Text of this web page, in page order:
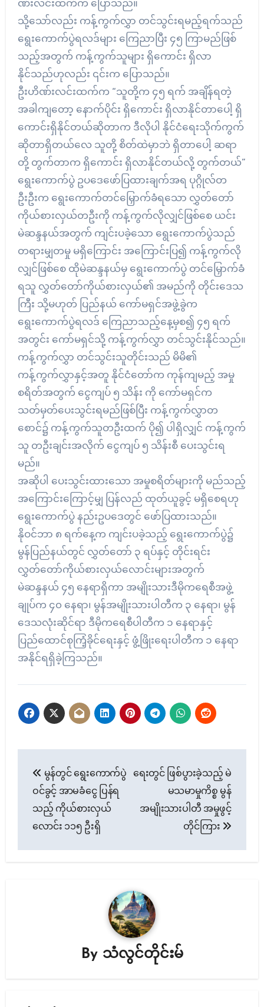
ဏ်းလင်းထက်က ပြောသည်။
သို့သော်လည်း ကန့်ကွက်လွှာ တင်သွင်းရမည့်ရက်သည်
ရွေးကောက်ပွဲရလဒ်များ ကြေညာပြီး ၄၅ ကြာမည်ဖြစ်
သည့်အတွက် ကန့်ကွက်သူများ ရှိကောင်း ရှိလာ
နိုင်သည်ဟုလည်း ၎င်းက ပြောသည်။
ဦးဟိဏ်းလင်းထက်က “သူတို့က ၄၅ ရက် အချိန်ရတဲ့
အခါကျတော့ နောက်ပိုင်း ရှိကောင်း ရှိလာနိုင်တာပေါ့ ရှိ
ကောင်းရှိနိုင်တယ်ဆိုတာက ဒီလိုပါ နိုင်ငံရေးသိုက်ကွက်
ဆိုတာရှိတယ်လေ သူတို့ စိတ်ထဲမှာဘဲ ရှိတာပေါ့ ဆရာ
တို့ တွက်တာက ရှိကောင်း ရှိလာနိုင်တယ်လို့ တွက်တယ်”
ရွေးကောက်ပွဲ ဥပဒေဖော်ပြထားချက်အရ ပုဂ္ဂိုလ်တ
ဦးဦးက ရွေးကောက်တင်မြှောက်ခံရသော လွှတ်တော်
ကိုယ်စားလှယ်တဦးကို ကန့်ကွက်လိုလျှင်ဖြစ်စေ ယင်း
မဲဆန္ဒနယ်အတွက် ကျင်းပခဲ့သော ရွေးကောက်ပွဲသည်
တရားမျှတမှု မရှိကြောင်း အကြောင်းပြ၍ ကန့်ကွက်လို
လျှင်ဖြစ်စေ ထိုမဲဆန္ဒနယ်မှ ရွေးကောက်ပွဲ တင်မြှောက်ခံ
ရသူ လွှတ်တော်ကိုယ်စားလှယ်၏ အမည်ကို တိုင်းဒေသ
ကြီး သို့မဟုတ် ပြည်နယ် ကော်မရှင်အဖွဲ့ခွဲက
ရွေးကောက်ပွဲရလဒ် ကြေညာသည့်နေ့မှစ၍ ၄၅ ရက်
အတွင်း ကော်မရှင်သို့ ကန့်ကွက်လွှာ တင်သွင်းနိုင်သည်။
ကန့်ကွက်လွှာ တင်သွင်းသူတိုင်းသည် မိမိ၏
ကန့်ကွက်လွှာနှင့်အတူ နိုင်ငံတော်က ကုန်ကျမည့် အမှု
စရိတ်အတွက် ငွေကျပ် ၅ သိန်း ကို ကော်မရှင်က
သတ်မှတ်ပေးသွင်းရမည်ဖြစ်ပြီး ကန့်ကွက်လွှာတ
စောင်၌ ကန့်ကွက်သူတဦးထက် ပို၍ ပါရှိလျှင် ကန့်ကွက်
သူ တဦးချင်းအလိုက် ငွေကျပ် ၅ သိန်းစီ ပေးသွင်းရ
မည်။
အဆိုပါ ပေးသွင်းထားသော အမှုစရိတ်များကို မည်သည့်
အကြောင်းကြောင့်မျှ ပြန်လည် ထုတ်ယူခွင့် မရှိစေရဟု
ရွေးကောက်ပွဲ နည်းဥပဒေတွင် ဖော်ပြထားသည်။
နိုဝင်ဘာ ၈ ရက်နေ့က ကျင်းပခဲ့သည့် ရွေးကောက်ပွဲ၌
မွန်ပြည်နယ်တွင် လွှတ်တော် ၃ ရပ်နှင့် တိုင်းရင်း
လွှတ်တော်ကိုယ်စားလှယ်လောင်းများအတွက်
မဲဆန္ဒနယ် ၄၅ နေရာရှိကာ အမျိုးသားဒီမိုကရေစီအဖွဲ့
ချုပ်က ၄၀ နေရာ၊ မွန်အမျိုးသားပါတီက ၃ နေရာ၊ မွန်
ဒေသလုံးဆိုင်ရာ ဒီမိုကရေစီပါတီက ၁ နေရာနှင့်
ပြည်ထောင်စုကြံ့ခိုင်ရေးနှင့် ဖွံ့ဖြိုးရေးပါတီက ၁ နေရာ
အနိုင်ရရှိခဲ့ကြသည်။
navigation
မွန်တွင် ရွေးကောက်ပွဲ
ဝင်ခွင့် အာမခံငွေ ပြန်ရ
သည့် ကိုယ်စားလှယ်
လောင်း ၁၁၅ ဦးရှိ
ရေးတွင် ဖြစ်ပွားခဲ့သည့် မဲ
မသမာမှုကိစ္စ မွန်
အမျိုးသားပါတီ အမှုဖွင့်
တိုင်ကြား
By သံလွင်တိုင်းမ်